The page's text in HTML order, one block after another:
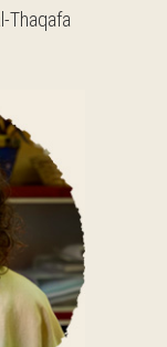
Thaqafa